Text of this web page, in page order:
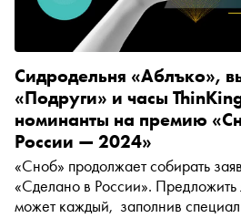
Сидродельня «Аблъко»,
«Подруги» и часы
номинанты на премию
России — 2024»
«Сноб» продолжает собирать
«Сделано в России».
может каждый, заполнив